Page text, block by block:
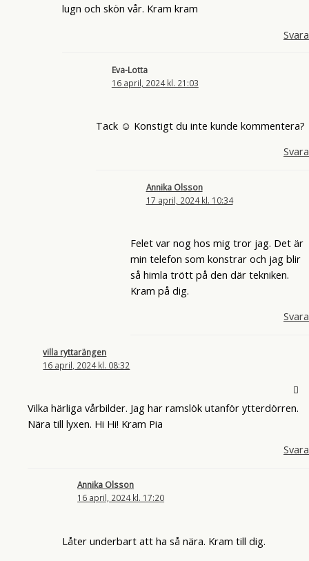
lugn och skön vår. Kram kram
Svara
Eva-Lotta
16 april, 2024 kl. 21:03
Tack ☺️ Konstigt du inte kunde kommentera?
Svara
Annika Olsson
17 april, 2024 kl. 10:34
Felet var nog hos mig tror jag. Det är
min telefon som konstrar och jag blir
så himla trött på den där tekniken.
Kram på dig.
Svara
villa ryttarängen
16 april, 2024 kl. 08:32
Vilka härliga vårbilder. Jag har ramslök utanför ytterdörren.
Nära till lyxen. Hi Hi! Kram Pia
Svara
Annika Olsson
16 april, 2024 kl. 17:20
Låter underbart att ha så nära. Kram till dig.